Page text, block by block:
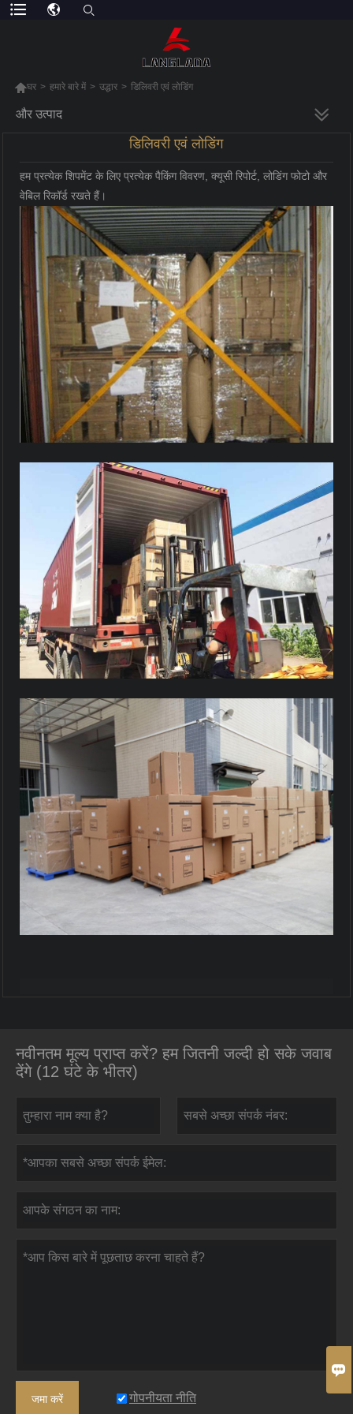
घर > हमारे बारे में > उद्धार > डिलिवरी एवं लोडिंग
और उत्पाद
डिलिवरी एवं लोडिंग
हम प्रत्येक शिपमेंट के लिए प्रत्येक पैकिंग विवरण, क्यूसी रिपोर्ट, लोडिंग फोटो और
वेबिल रिकॉर्ड रखते हैं।
नवीनतम मूल्य प्राप्त करें? हम जितनी जल्दी हो सके जवाब
देंगे (12 घंटे के भीतर)
जमा करें गोपनीयता नीति
